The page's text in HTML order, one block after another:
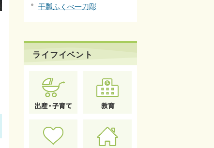
干瓢ふくべ一刀彫
ライフイベント